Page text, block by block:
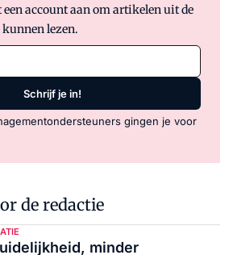
account aan om artikelen uit de
lezen.
Schrijf je in!
gingen je voor
de redactie
minder